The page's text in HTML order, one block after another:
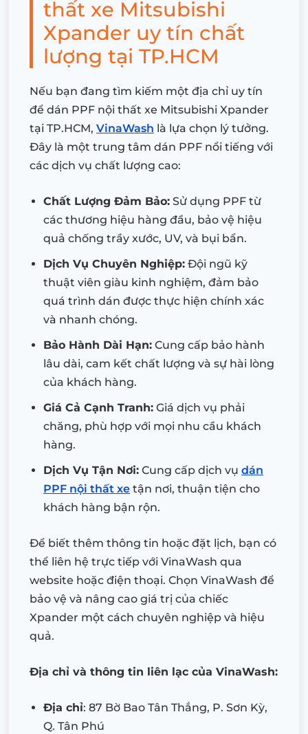
thất xe Mitsubishi
Xpander uy tín chất
lượng tại TP.HCM
Nếu bạn đang tìm kiếm một địa chỉ uy tín
để dán PPF nội thất xe Mitsubishi Xpander
tại TP.HCM, VinaWash là lựa chọn lý tưởng.
Đây là một trung tâm dán PPF nổi tiếng với
các dịch vụ chất lượng cao:
Chất Lượng Đảm Bảo: Sử dụng PPF từ
các thương hiệu hàng đầu, bảo vệ hiệu
quả chống trầy xước, UV, và bụi bẩn.
Dịch Vụ Chuyên Nghiệp: Đội ngũ kỹ
thuật viên giàu kinh nghiệm, đảm bảo
quá trình dán được thực hiện chính xác
và nhanh chóng.
Bảo Hành Dài Hạn: Cung cấp bảo hành
lâu dài, cam kết chất lượng và sự hài lòng
của khách hàng.
Giá Cả Cạnh Tranh: Giá dịch vụ phải
chăng, phù hợp với mọi nhu cầu khách
hàng.
Dịch Vụ Tận Nơi: Cung cấp dịch vụ dán
PPF nội thất xe tận nơi, thuận tiện cho
khách hàng bận rộn.
Để biết thêm thông tin hoặc đặt lịch, bạn có
thể liên hệ trực tiếp với VinaWash qua
website hoặc điện thoại. Chọn VinaWash để
bảo vệ và nâng cao giá trị của chiếc
Xpander một cách chuyên nghiệp và hiệu
quả.
Địa chỉ và thông tin liên lạc của VinaWash:
Địa chỉ: 87 Bờ Bao Tân Thắng, P. Sơn Kỳ,
Q. Tân Phú